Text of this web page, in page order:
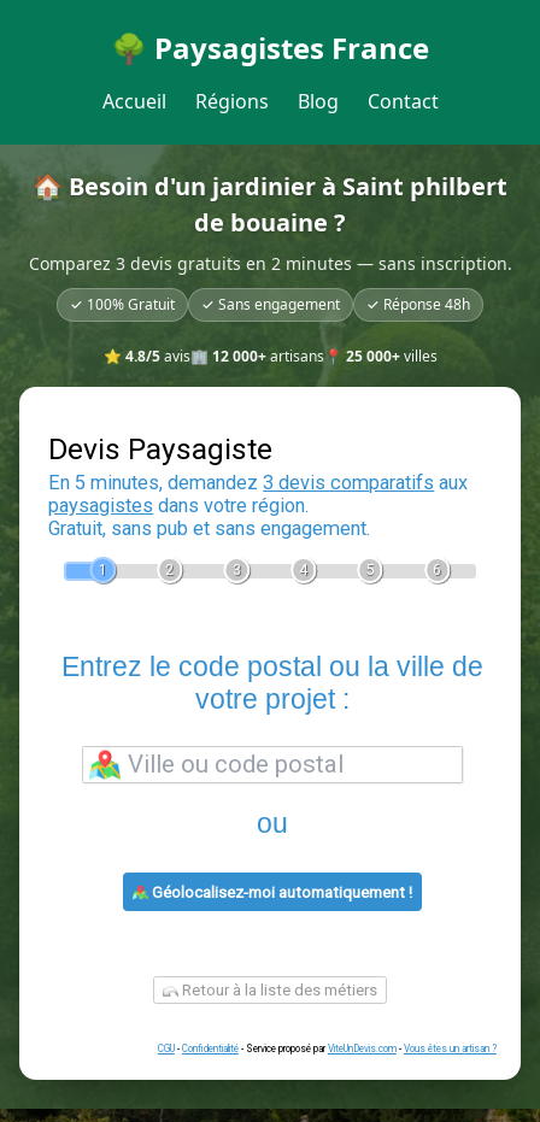
🌳 Paysagistes France
Accueil Régions Blog Contact
🏠 Besoin d'un jardinier à Saint philbert
de bouaine ?
Comparez 3 devis gratuits en 2 minutes — sans inscription.
✓ 100% Gratuit ✓ Sans engagement ✓ Réponse 48h
⭐ 4.8/5avis🏢 12 000+artisans📍 25 000+villes
Devis Paysagiste
En 5 minutes, demandez3 devis comparatifs
2 3
Entrez le code postal ou la
ou